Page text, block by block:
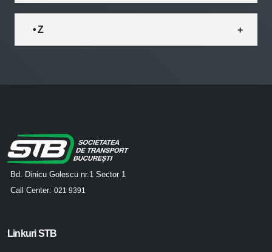
• Z
Bd. Dinicu Golescu nr.1 Sector 1
Call Center: 021 9391
Linkuri STB